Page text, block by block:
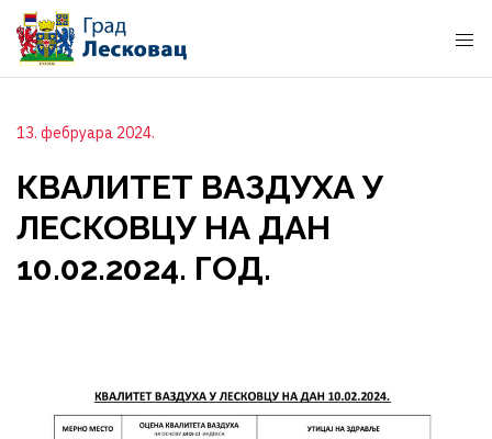
13. фебруара 2024.
КВАЛИТЕТ ВАЗДУХА У
ЛЕСКОВЦУ НА ДАН
10.02.2024. ГОД.